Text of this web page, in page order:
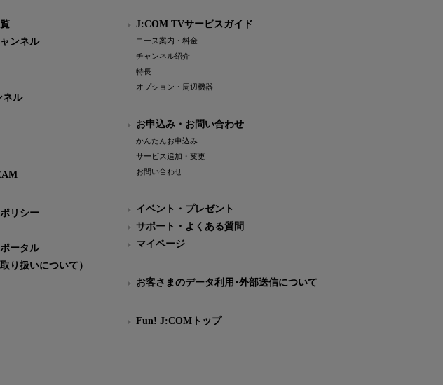
ンネル
ネル
リシー
ータル
り扱いについて）
J:COM TVサービスガイド
コース案内・料金
チャンネル紹介
特長
オプション・周辺機器
お申込み・お問い合わせ
かんたんお申込み
サービス追加・変更
お問い合わせ
イベント・プレゼント
サポート・よくある質問
マイページ
お客さまのデータ利用･外部送信について
Fun! J:COMトップ